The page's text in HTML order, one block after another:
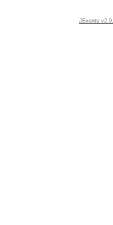
JEvents